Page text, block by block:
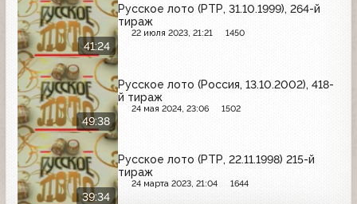
41:24
Русское лото (РТР, 31.10.1999), 264-й
тираж
22 июля 2023, 21:21 1450
49:38
Русское лото (Россия, 13.10.2002), 418-
й тираж
24 мая 2024, 23:06 1502
39:34
Русское лото (РТР, 22.11.1998) 215-й
тираж
24 марта 2023, 21:04 1644